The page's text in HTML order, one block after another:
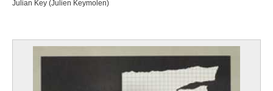
Julian Key (Julien Keymolen)